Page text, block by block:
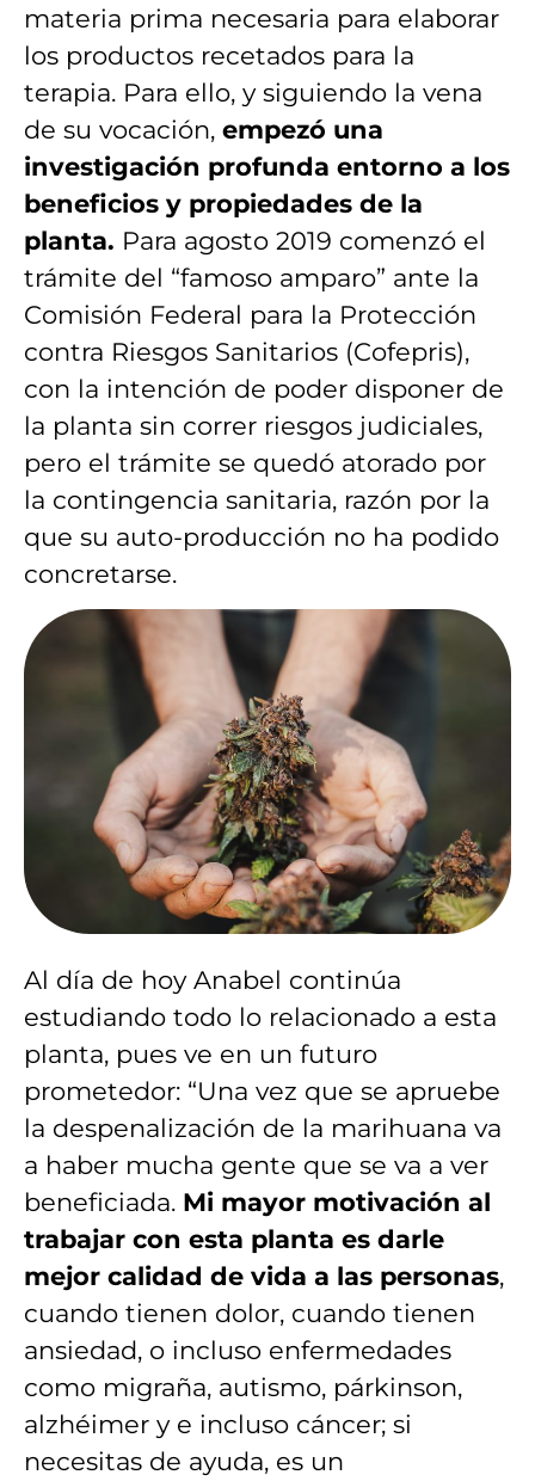
materia prima necesaria para elaborar
los productos recetados para la
terapia. Para ello, y siguiendo la vena
de su vocación, empezó una
investigación profunda entorno a los
beneficios y propiedades de la
planta. Para agosto 2019 comenzó el
trámite del “famoso amparo” ante la
Comisión Federal para la Protección
contra Riesgos Sanitarios (Cofepris),
con la intención de poder disponer de
la planta sin correr riesgos judiciales,
pero el trámite se quedó atorado por
la contingencia sanitaria, razón por la
que su auto-producción no ha podido
concretarse.
Al día de hoy Anabel continúa
estudiando todo lo relacionado a esta
planta, pues ve en un futuro
prometedor: “Una vez que se apruebe
la despenalización de la marihuana va
a haber mucha gente que se va a ver
beneficiada. Mi mayor motivación al
trabajar con esta planta es darle
mejor calidad de vida a las personas,
cuando tienen dolor, cuando tienen
ansiedad, o incluso enfermedades
como migraña, autismo, párkinson,
alzhéimer y e incluso cáncer; si
necesitas de ayuda, es un